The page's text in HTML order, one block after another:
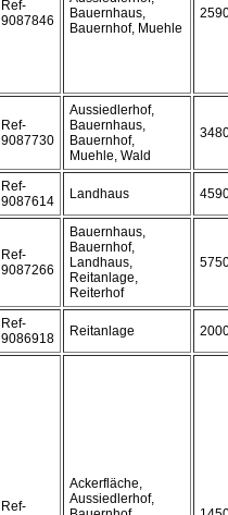
Ref-
9087846
Bauernhaus,
Bauernhof, Muehle
Ref-
9087730
Aussiedlerhof,
Bauernhaus,
Bauernhof,
Muehle, Wald
Ref-
9087614
Landhaus
Ref-
9087266
Bauernhaus,
Bauernhof,
Landhaus,
Reitanlage,
Reiterhof
Ref-
9086918
Reitanlage
Ref-
Ackerfläche,
Aussiedlerhof,